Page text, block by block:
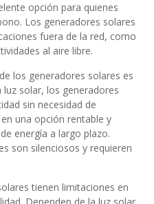
opción para quienes
Los generadores solares
fuera de la red, como
al aire libre.
los generadores solares es
solar, los generadores
sin necesidad de
una opción rentable y
energía a largo plazo.
son silenciosos y requieren
tienen limitaciones en